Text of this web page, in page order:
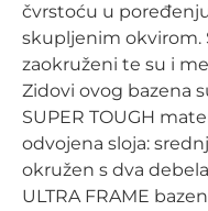
čvrstoću u
skupljenim okvirom.
zaokruženi te su i
Zidovi ovog bazena
SUPER TOUGH
odvojena sloja:
okružen s dva
ULTRA FRAME